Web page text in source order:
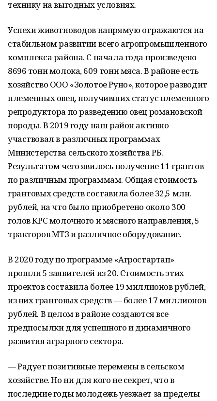
технику на выгодных условиях.
Успехи животноводов напрямую отражаются на
стабильном развитии всего агропромышленного
комплекса района. С начала года произведено
8696 тонн молока, 609 тонн мяса. В районе есть
хозяйство ООО «Золотое Руно», которое разводит
племенных овец, получивших статус племенного
репродуктора по разведению овец романовской
породы. В 2019 году наш район активно
участвовал в различных программах
Министерства сельского хозяйства РБ.
Результатом чего явилось получение 11 грантов
по различным программам. Общая стоимость
грантовых средств составила более 32,5 млн.
рублей, на что было приобретено около 300
голов КРС молочного и мясного направления, 5
тракторов МТЗ и различное оборудование.
В 2020 году по программе «Агростартап»
прошли 5 заявителей из 20. Стоимость этих
проектов составила более 19 миллионов рублей,
из них грантовых средств — более 17 миллионов
рублей. В целом в районе создаются все
предпосылки для успешного и динамичного
развития аграрного сектора.
— Радует позитивные перемены в сельском
хозяйстве. Но ни для кого не секрет, что в
последние годы молодежь уезжает за пределы